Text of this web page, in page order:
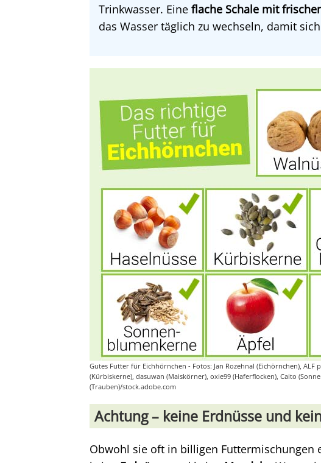
Trinkwasser. Eine flache Schale mit
das Wasser täglich zu wechseln, damit
Gutes Futter für Eichhörnchen - Fotos: Jan Rozehnal (Eichörnchen), ALF
(Kürbiskerne), dasuwan (Maiskörner), oxie99 (Haferflocken), Caito
(Trauben)/stock.adobe.com
Achtung – keine Erdnüsse und
Obwohl sie oft in billigen Futtermischungen